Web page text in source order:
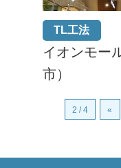
TL工法
イオンモー
市）
2 / 4 «